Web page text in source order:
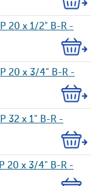
Кол-
во
20 х 1/2" B-R -
Кол-
во
20 х 3/4" B-R -
Кол-
во
32 х 1" B-R -
Кол-
во
20 х 3/4" B-R -